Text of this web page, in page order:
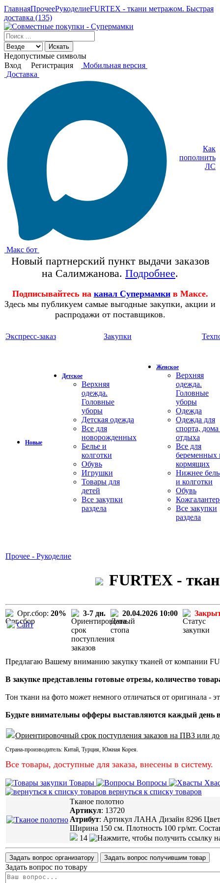
ГлавнаяПрочееРукоделиеFURTEX - ткани метражом. Быстрая
доставка (135)
Искать
Недопустимые символы
Вход
Регистрация
Мобильная версия
Доставка
Макс бот
Как
пополнить
ЛС
Новый партнерский пункт выдачи заказов
на Салимжанова. Подробнее.
Подписывайтесь на канал Супермамки в Максе.
Здесь мы публикуем самые выгодные закупки, акции и
распродажи от поставщиков.
Экспресс-заказ Закупки
Новые
Детское
Верхняя
одежда.
Головные
уборы
Детская одежда
Все для
новорожденных
Белье и
колготки
Обувь
Игрушки
Товары для
детей
Все закупки
раздела
Женское
Верхняя
одежда.
Головные
уборы
Одежда
Одежда для
спорта,
отдыха
Все для
беременных
кормящих
Нижнее
и колготки
Обувь
Все закупки
раздела
Прочее - Рукоделие
FURTEX -
Орг.сбор: 20% 3-7 дн. 20.04.2026 10:00
Сайт
Предлагаю Вашему вниманию закупку тканей от компании
В закупке представлены готовые отрезы, количество
Тон ткани на фото может немного отличаться от оригинала -
Будьте внимательны офферы выставляются каждый день
Ориентировочный срок поступления заказов на ПВЗ или
Страна-производитель: Китай, Турция, Южная Корея.
Все товары, доступные для заказа, внесены в систему.
Товары Вопросы
вернуться к списку товаров
Тканое полотно
Артикул: 13720
Атрибут: Артикул ЛАНА Дизайн 8296
Ширина 150 см. Плотность 100 гр/мт.
14
Задать вопрос организатору Задать вопрос получившим товар
Задать вопрос по товару